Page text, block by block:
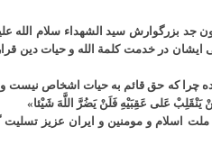
سید الشهداء سلام الله
در خدمت کلمة الله و حیات دین
چرا که حق قائم به حیات اشخاص نیست و
عَلى‌ عَقِبَيْهِ فَلَنْ يَضُرَّ اللَّهَ شَيْئا»
اسلام و مومنین و ایران عزیز